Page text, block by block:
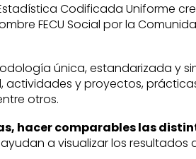
Codificada Uniforme
FECU Social por la
única, estandarizada y
y proyectos,
otros.
hacer comparables las
a visualizar los resultados